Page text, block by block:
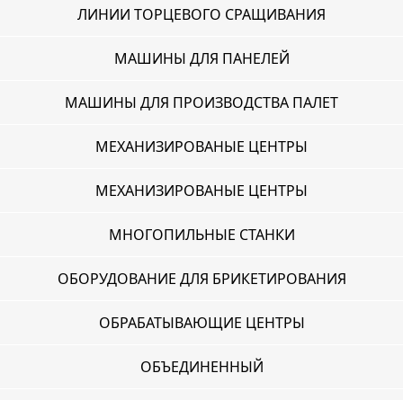
ЛИНИИ ТОРЦЕВОГО СРАЩИВАНИЯ
МАШИНЫ ДЛЯ ПАНЕЛЕЙ
МАШИНЫ ДЛЯ ПРОИЗВОДСТВА ПАЛЕТ
МЕХАНИЗИРОВАНЫЕ ЦЕНТРЫ
МЕХАНИЗИРОВАНЫЕ ЦЕНТРЫ
МНОГОПИЛЬНЫЕ СТАНКИ
ОБОРУДОВАНИЕ ДЛЯ БРИКЕТИРОВАНИЯ
ОБРАБАТЫВАЮЩИЕ ЦЕНТРЫ
ОБЪЕДИНЕННЫЙ